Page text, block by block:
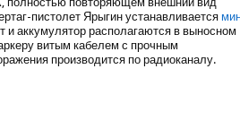
пистолет Ярыгин устанавливается
аккумулятор располагаются в выносном
витым кабелем с прочным
производится по радиоканалу.